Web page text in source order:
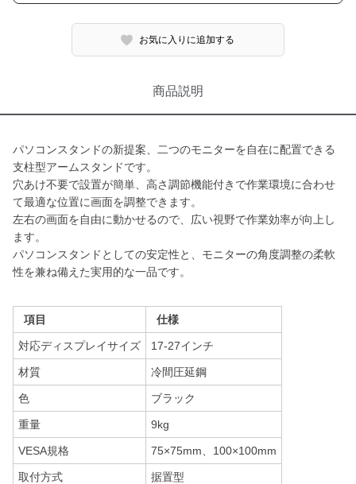
お気に入りに追加する
商品説明
パソコンスタンドの新提案、二つのモニターを自在に配置できる
支柱型アームスタンドです。
穴あけ不要で設置が簡単、高さ調節機能付きで作業環境に合わせ
て最適な位置に画面を調整できます。
左右の画面を自由に動かせるので、広い視野で作業効率が向上し
ます。
パソコンスタンドとしての安定性と、モニターの角度調整の柔軟
性を兼ね備えた実用的な一品です。
項目 仕様
対応ディスプレイサイズ 17-27インチ
材質 冷間圧延鋼
色 ブラック
重量 9kg
VESA規格 75×75mm、100×100mm
取付方式 据置型